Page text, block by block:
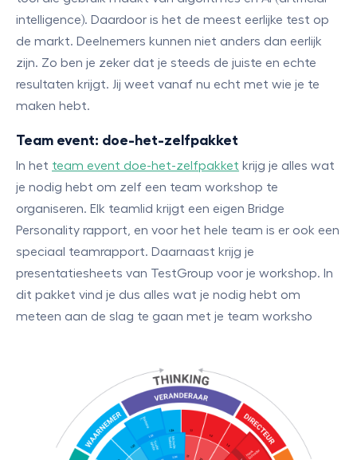
intelligence). Daardoor is het de meest eerlijke test op
de markt. Deelnemers kunnen niet anders dan eerlijk
zijn. Zo ben je zeker dat je steeds de juiste en echte
resultaten krijgt. Jij weet vanaf nu echt met wie je te
maken hebt.
Team event: doe-het-zelfpakket
In het team event doe-het-zelfpakket krijg je alles wat
je nodig hebt om zelf een team workshop te
organiseren. Elk teamlid krijgt een eigen Bridge
Personality rapport, en voor het hele team is er ook een
speciaal teamrapport. Daarnaast krijg je
presentatiesheets van TestGroup voor je workshop. In
dit pakket vind je dus alles wat je nodig hebt om
meteen aan de slag te gaan met je team worksho